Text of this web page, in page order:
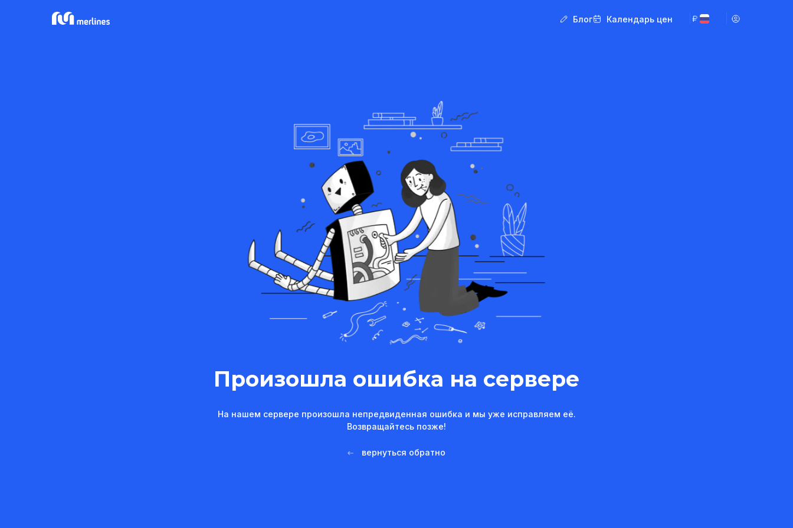
Блог Календарь цен
Произошла ошибка на сервере
На нашем сервере произошла непредвиденная ошибка и мы уже исправляем её.
Возвращайтесь позже!
вернуться обратно